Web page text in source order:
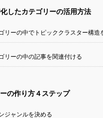
したカテゴリーの活用方法
リーの中でトピッククラスター構造
リーの中の記事を関連付ける
の作り方４ステップ
ジャンルを決める